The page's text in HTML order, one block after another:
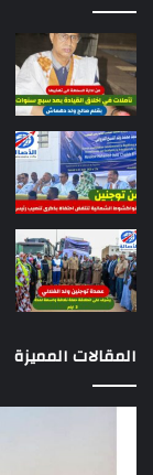
المقالات المميزة